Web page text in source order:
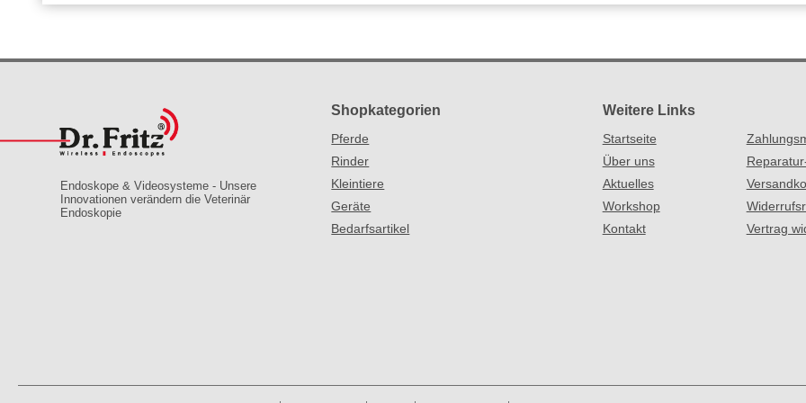
Endoskope & Videosysteme - Unsere
Innovationen verändern die Veterinär
Endoskopie
Shopkategorien
Pferde
Rinder
Kleintiere
Geräte
Bedarfsartikel
Weitere Links
Startseite
Über uns
Aktuelles
Workshop
Kontakt
Vertrag